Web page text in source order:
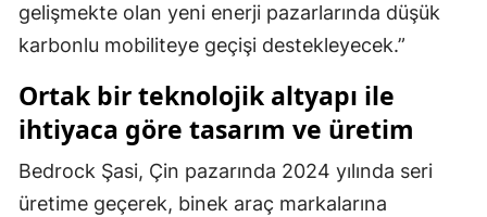
gelişmekte olan yeni enerji pazarlarında düşük
karbonlu mobiliteye geçişi destekleyecek.”
Ortak bir teknolojik altyapı ile
ihtiyaca göre tasarım ve üretim
Bedrock Şasi, Çin pazarında 2024 yılında seri
üretime geçerek, binek araç markalarına